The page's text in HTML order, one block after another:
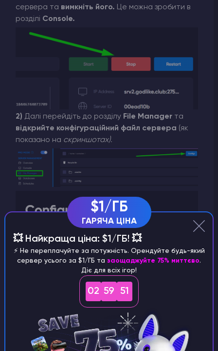
сервера та вимкніть його. Це можна зробити в
розділі Console.
2) Далі перейдіть до розділу File Manager та
відкрийте конфігураційний файл сервера (як
показано на скриншотах).
Тепер знайдіть в цьому файлі рядок
. В цьому рядкуВи можете
змінити PvP на PvE
заборонитигравцями
битися між собою. Готово.
$1/ГБ
ГАРЯЧА ЦІНА
💥 Найкраща ціна: $1/ГБ! 💥
⚡️ Не переплачуйте за потужність. Орендуйте будь-який
сервер усього за $1/ГБ та заощаджуйте 75% миттєво.
Діє для всіх ігор!
02 59 51